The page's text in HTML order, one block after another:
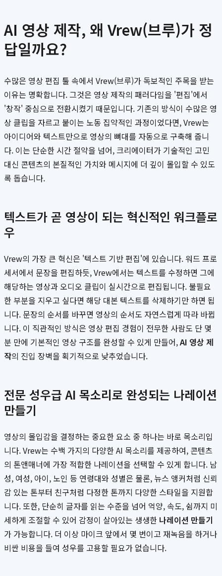
AI 영상 제작, 왜 Vrew(브루)가 정
답일까요?
수많은 영상 편집 툴 속에서 Vrew(브루)가 독보적인 주목을 받는
이유는 명확합니다. 그것은 영상 제작의 패러다임을 '편집'에서
'창작' 중심으로 전환시켰기 때문입니다. 기존의 방식이 수많은 영
상 클립을 자르고 붙이는 노동 집약적인 과정이었다면, Vrew는
아이디어와 텍스트만으로 영상의 뼈대를 자동으로 구축해 줍니
다. 이는 단순한 시간 절약을 넘어, 크리에이터가 기술적인 고민
대신 콘텐츠의 본질적인 가치와 메시지에 더 깊이 몰입할 수 있도
록 돕습니다.
텍스트가 곧 영상이 되는 혁신적인 워크플로
우
Vrew의 가장 큰 혁신은 '텍스트 기반 편집'에 있습니다. 워드 프로
세서에서 문장을 편집하듯, Vrew에서는 텍스트를 수정하면 그에
해당하는 영상과 오디오 클립이 실시간으로 편집됩니다. 불필요
한 부분을 지우고 싶다면 해당 대본 텍스트를 삭제하기만 하면 됩
니다. 문장의 순서를 바꾸면 영상의 순서도 자연스럽게 따라 바뀝
니다. 이 직관적인 방식은 영상 편집 경험이 전무한 사람도 단 몇
분 만에 기본적인 영상 구조를 완성할 수 있게 만들어,AI 영상 제
작의 진입 장벽을 획기적으로 낮추었습니다.
전문 성우급 AI 목소리로 완성되는 나레이션
만들기
영상의 몰입감을 결정하는 중요한 요소 중 하나는 바로 목소리입
니다. Vrew는 수백 가지의 다양한 AI 목소리를 제공하여, 콘텐츠
의 톤앤매너에 가장 적합한 나레이션을 선택할 수 있게 합니다. 남
성, 여성, 아이, 노인 등 연령대와 성별은 물론, 뉴스 앵커처럼 신뢰
감 있는 톤부터 친구처럼 다정한 톤까지 다양한 스타일을 지원합
니다. 또한, 단순히 글자를 읽는 수준을 넘어 억양, 속도, 쉼까지 미
세하게 조절할 수 있어 감정이 살아있는 생생한 나레이션 만들기
가 가능합니다. 더 이상 마이크 앞에서 몇 번이고 재녹음을 하거나
비싼 비용을 들여 성우를 고용할 필요가 없습니다.